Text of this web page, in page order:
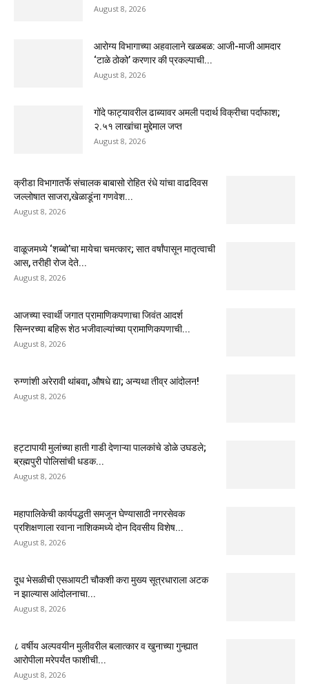
August 8, 2026
आरोग्य विभागाच्या अहवालाने खळबळ: आजी-माजी आमदार
‘टाळे ठोको’ करणार की प्रकल्पाची...
August 8, 2026
गोंदे फाट्यावरील ढाब्यावर अमली पदार्थ विक्रीचा पर्दाफाश;
२.५१ लाखांचा मुद्देमाल जप्त
August 8, 2026
क्रीडा विभागातर्फे संचालक बाबासो रोहित रंधे यांचा वाढदिवस
जल्लोषात साजरा,खेळाडूंना गणवेश...
August 8, 2026
वाळूजमध्ये ‘शब्बो’चा मायेचा चमत्कार; सात वर्षांपासून मातृत्वाची
आस, तरीही रोज देते...
August 8, 2026
आजच्या स्वार्थी जगात प्रामाणिकपणाचा जिवंत आदर्श
सिन्नरच्या बहिरू शेठ भजीवाल्यांच्या प्रामाणिकपणाची...
August 8, 2026
रुग्णांशी अरेरावी थांबवा, औषधे द्या; अन्यथा तीव्र आंदोलन!
August 8, 2026
हट्टापायी मुलांच्या हाती गाडी देणाऱ्या पालकांचे डोळे उघडले;
ब्रह्मपुरी पोलिसांची धडक...
August 8, 2026
महापालिकेची कार्यपद्धती समजून घेण्यासाठी नगरसेवक
प्रशिक्षणाला रवाना नाशिकमध्ये दोन दिवसीय विशेष...
August 8, 2026
दूध भेसळीची एसआयटी चौकशी करा मुख्य सूत्रधाराला अटक
न झाल्यास आंदोलनाचा...
August 8, 2026
८ वर्षीय अल्पवयीन मुलीवरील बलात्कार व खुनाच्या गुन्ह्यात
आरोपीला मरेपर्यंत फाशीची...
August 8, 2026